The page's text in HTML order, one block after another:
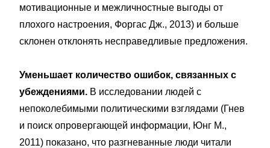
мотивационные и межличностные выгоды от
плохого настроения, Форгас Дж., 2013) и больше
склонен отклонять несправедливые предложения.
Уменьшает количество ошибок, связанных с
убеждениями. В исследовании людей с
непоколебимыми политическими взглядами (Гнев
и поиск опровергающей информации, Юнг М.,
2011) показано, что разгневанные люди читали